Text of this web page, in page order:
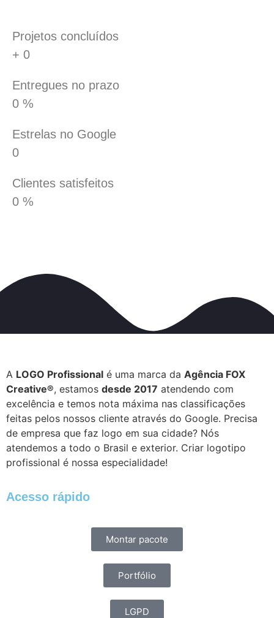
Projetos concluídos
+ 0
Entregues no prazo
0 %
Estrelas no Google
0
Clientes satisfeitos
0 %
A LOGO Profissional é uma marca da Agência FOX
Creative®, estamos desde 2017 atendendo com
excelência e temos nota máxima nas classificações
feitas pelos nossos cliente através do Google. Precisa
de empresa que faz logo em sua cidade? Nós
atendemos a todo o Brasil e exterior. Criar logotipo
profissional é nossa especialidade!
Acesso rápido
Montar pacote
Portfólio
LGPD